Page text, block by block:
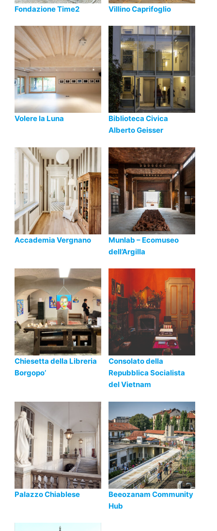
Fondazione Time2 Villino Caprifoglio
Volere la Luna
Biblioteca Civica
Alberto Geisser
Accademia Vergnano
Munlab – Ecomuseo
dell’Argilla
Chiesetta della Libreria
Borgopo’
Consolato della
Repubblica Socialista
del Vietnam
Palazzo Chiablese
Beeozanam Community
Hub